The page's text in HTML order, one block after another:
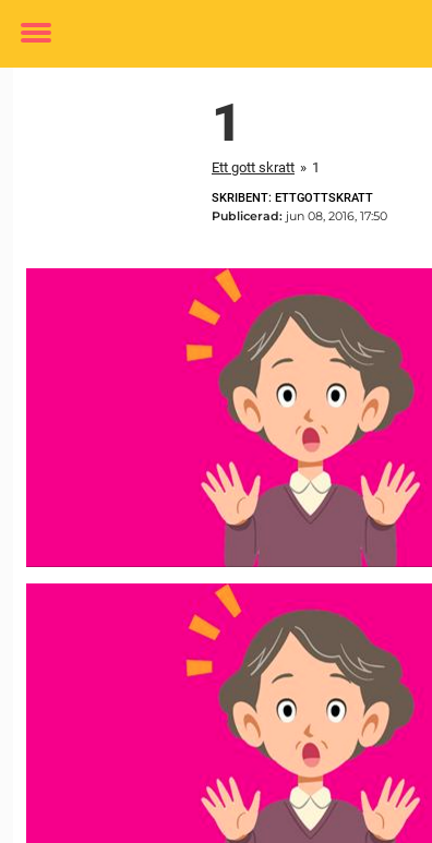
Toggle
1
Ett gott skratt » 1
SKRIBENT: ETTGOTTSKRATT
Publicerad: jun 08, 2016, 17:50